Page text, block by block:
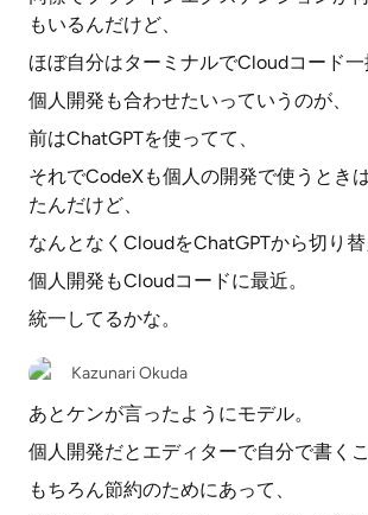
もいるんだけど、
ほぼ自分はターミナルでCloudコード一
個人開発も合わせたいっていうのが、
前はChatGPTを使ってて、
それでCodeXも個人の開発で使うとき
たんだけど、
なんとなくCloudをChatGPTから切り替
個人開発もCloudコードに最近。
統一してるかな。
Kazunari Okuda
あとケンが言ったようにモデル。
個人開発だとエディターで自分で書くこ
もちろん節約のためにあって、